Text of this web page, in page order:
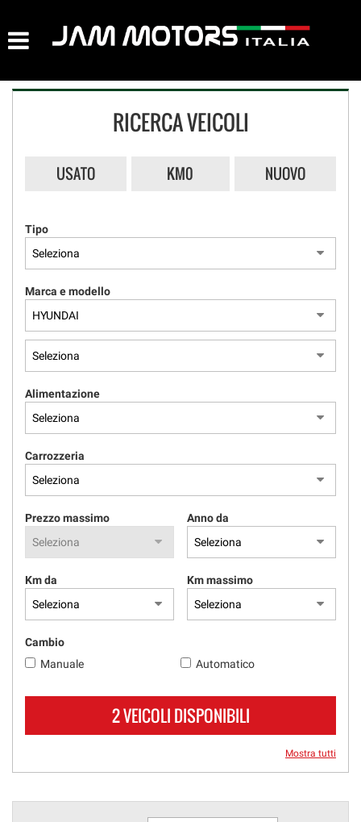
ACQUISTIAMO USATO
CONTATTI
NEWS
RICERCA VEICOLI
USATO KM0 NUOVO
Tipo
Marca e modello
Alimentazione
Carrozzeria
Prezzo massimo Anno da
Km da Km massimo
Cambio
Manuale
Automatico
2 VEICOLI DISPONIBILI
Mostra tutti